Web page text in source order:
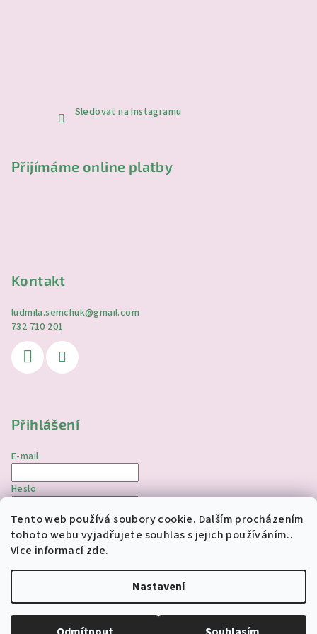
Tento web používá soubory cookie. Dalším procházením
tohoto webu vyjadřujete souhlas s jejich používáním..
Více informacízde.
Nastavení
Sledovat na Instagramu
Přijímáme online platby
Kontakt
ludmila.semchuk@gmail.com
732 710 201
Přihlášení
E-mail
Heslo
Přihlásit se
Nová registrace Zapomenuté heslo
Upravit nastavení cookies